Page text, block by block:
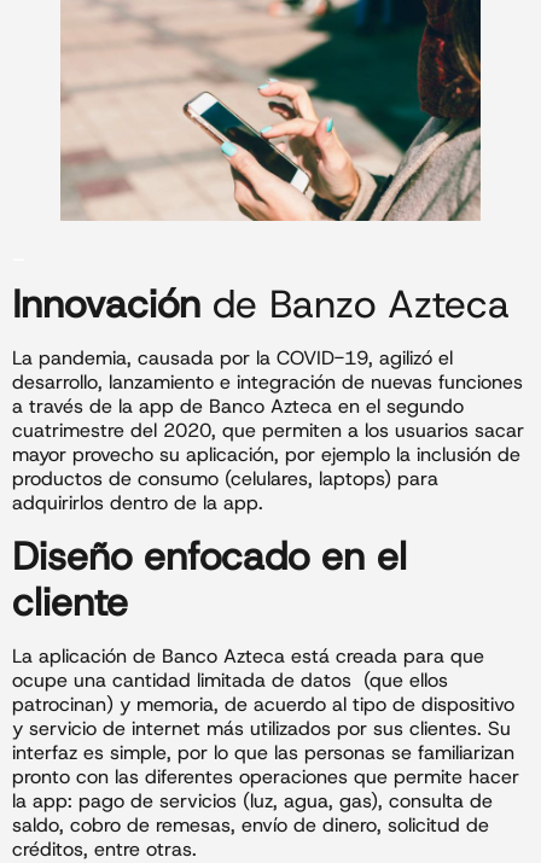
Innovación de Banzo Azteca
La pandemia, causada por la COVID-19, agilizó el
desarrollo, lanzamiento e integración de nuevas funciones
a través de la app de Banco Azteca en el segundo
cuatrimestre del 2020, que permiten a los usuarios sacar
mayor provecho su aplicación, por ejemplo la inclusión de
productos de consumo (celulares, laptops) para
adquirirlos dentro de la app.
Diseño enfocado en el
cliente
La aplicación de Banco Azteca está creada para que
ocupe una cantidad limitada de datos (que ellos
patrocinan) y memoria, de acuerdo al tipo de dispositivo
y servicio de internet más utilizados por sus clientes. Su
interfaz es simple, por lo que las personas se familiarizan
pronto con las diferentes operaciones que permite hacer
la app: pago de servicios (luz, agua, gas), consulta de
saldo, cobro de remesas, envío de dinero, solicitud de
créditos, entre otras.